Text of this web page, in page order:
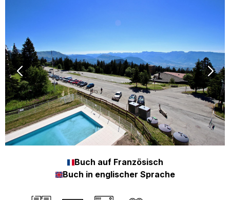
Buch auf Französisch
Buch in englischer Sprache